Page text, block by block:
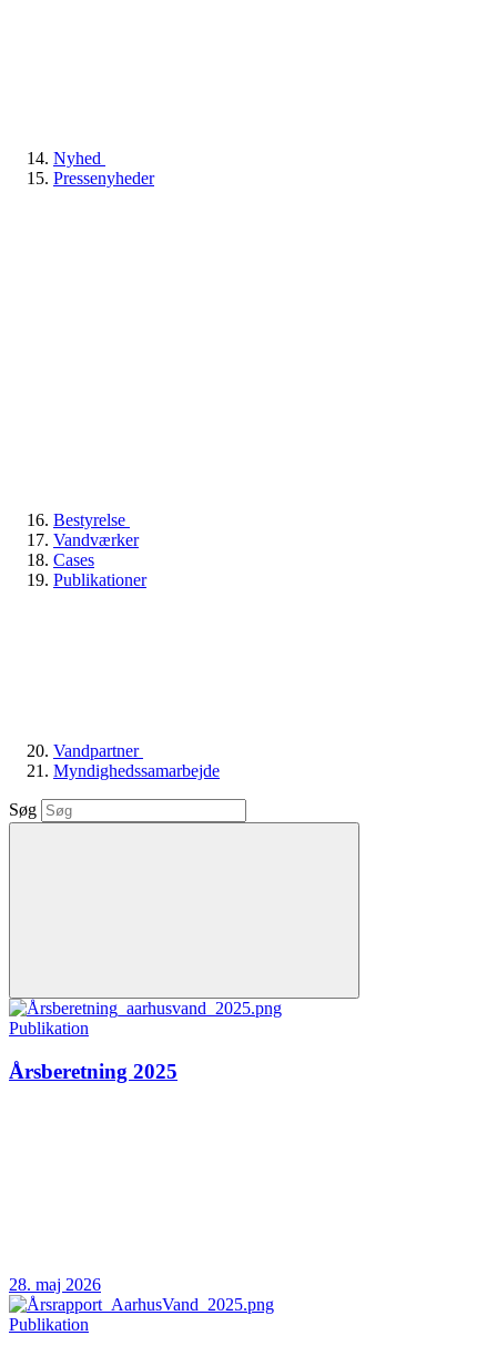
Nyhed
Pressenyheder
Bestyrelse
Vandværker
Cases
Publikationer
Vandpartner
Myndighedssamarbejde
Søg
Publikation
Årsberetning 2025
28. maj 2026
Publikation